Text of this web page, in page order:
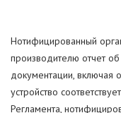
Нотифицированный
производителю отчет
документации, включая
устройство
Регламента,